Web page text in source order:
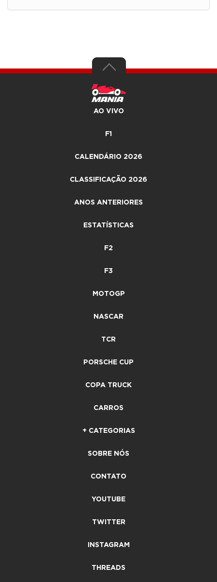
AO VIVO
F1
CALENDÁRIO 2026
CLASSIFICAÇÃO 2026
ANOS ANTERIORES
ESTATÍSTICAS
F2
F3
MOTOGP
NASCAR
TCR
PORSCHE CUP
COPA TRUCK
CARROS
+ CATEGORIAS
SOBRE NÓS
CONTATO
YOUTUBE
TWITTER
INSTAGRAM
THREADS